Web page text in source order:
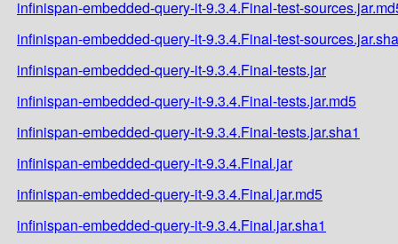
infinispan-embedded-query-it-9.3.4.Final-test-
infinispan-embedded-query-it-9.3.4.Final-test-
infinispan-embedded-query-it-9.3.4.Final-tests.jar
infinispan-embedded-query-it-9.3.4.Final-tests.jar.md5
infinispan-embedded-query-it-9.3.4.Final-tests.jar.sha1
infinispan-embedded-query-it-9.3.4.Final.jar
infinispan-embedded-query-it-9.3.4.Final.jar.md5
infinispan-embedded-query-it-9.3.4.Final.jar.sha1